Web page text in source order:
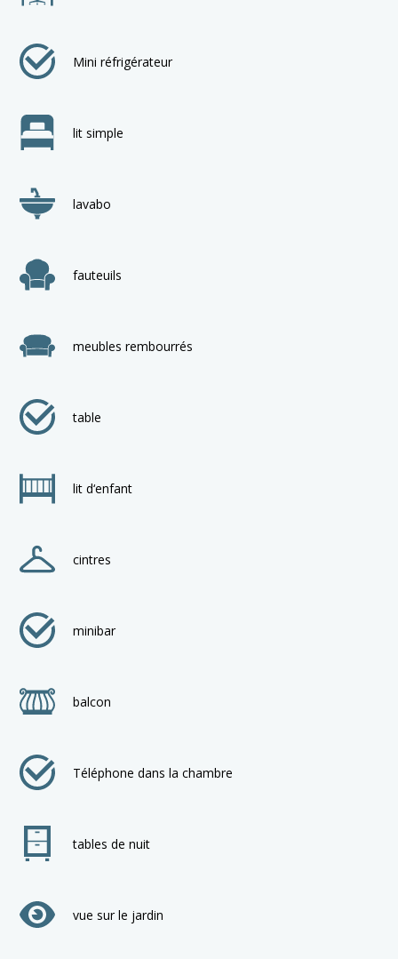
Mini réfrigérateur
lit simple
lavabo
fauteuils
meubles rembourrés
table
lit d‘enfant
cintres
minibar
balcon
Téléphone dans la chambre
tables de nuit
vue sur le jardin